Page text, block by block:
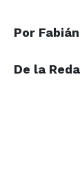
Por
De la